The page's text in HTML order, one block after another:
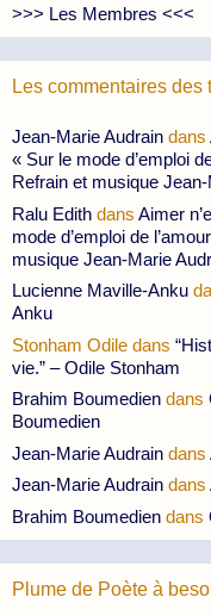
>>> Les Membres <<<
Les commentaires des
Jean-Marie Audrain dans
« Sur le mode d’emploi
Refrain et musique
Ralu Edith dans Aimer
mode d’emploi de
musique Jean-Marie
Lucienne Maville-Anku
Anku
Stonham Odile dans
vie.” – Odile Stonham
Brahim Boumedien dans
Boumedien
Jean-Marie Audrain dans
Jean-Marie Audrain dans
Brahim Boumedien dans
Plume de Poète à